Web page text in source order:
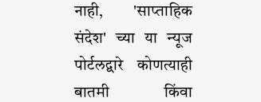
नाही, 'साप्ताहिक
संदेश' च्या या न्यूज
पोर्टलद्वारे कोणत्याही
बातमी किंवा